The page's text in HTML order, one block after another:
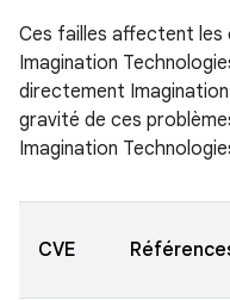
Ces failles affectent les
Imagination
directement
gravité de ces
Imagination
CVE